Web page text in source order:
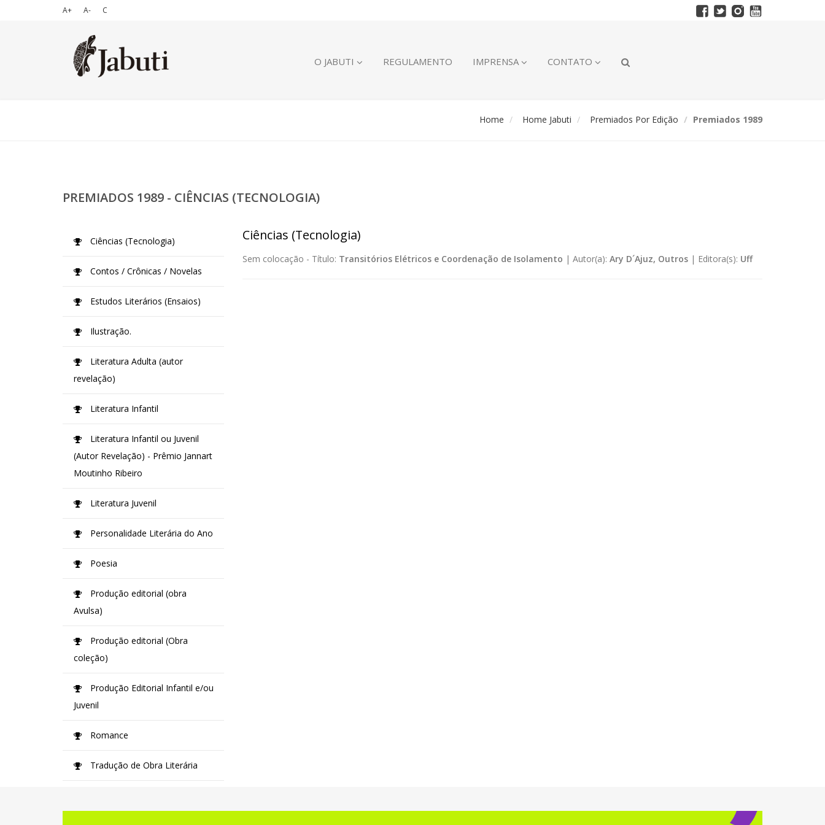
A+ A- C
O JABUTI REGULAMENTO IMPRENSA CONTATO
Home Home Jabuti Premiados Por Edição Premiados 1989
PREMIADOS 1989 - CIÊNCIAS (TECNOLOGIA)
Ciências (Tecnologia)
Sem colocação - Título: Transitórios Elétricos e Coordenação de Isolamento | Autor(a): Ary D´Ajuz, Outros| Editora(s): Uff
Ciências (Tecnologia)
Contos / Crônicas / Novelas
Estudos Literários (Ensaios)
Ilustração.
Literatura Adulta (autor
revelação)
Literatura Infantil
Literatura Infantil ou Juvenil
(Autor Revelação) - Prêmio Jannart
Moutinho Ribeiro
Literatura Juvenil
Personalidade Literária do Ano
Poesia
Produção editorial (obra
Avulsa)
Produção editorial (Obra
coleção)
Produção Editorial Infantil e/ou
Juvenil
Romance
Tradução de Obra Literária